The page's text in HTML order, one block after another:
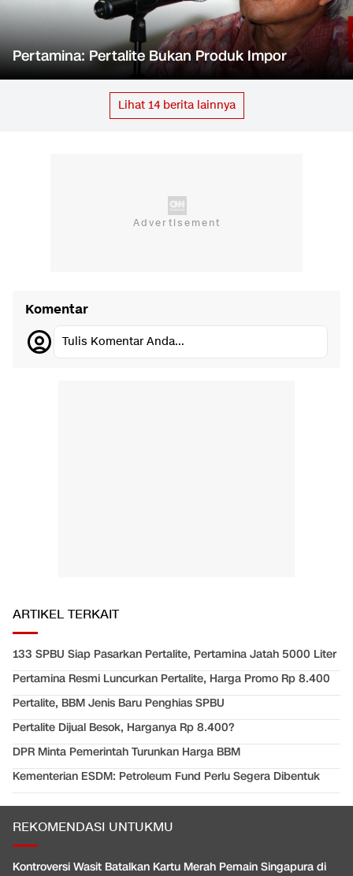
Pertamina: Pertalite Bukan Produk Impor
Lihat 14berita lainnya
Komentar
Tulis Komentar Anda...
ARTIKEL TERKAIT
133 SPBU Siap Pasarkan Pertalite, Pertamina Jatah 5000 Liter
Pertamina Resmi Luncurkan Pertalite, Harga Promo Rp 8.400
Pertalite, BBM Jenis Baru Penghias SPBU
Pertalite Dijual Besok, Harganya Rp 8.400?
DPR Minta Pemerintah Turunkan Harga BBM
Kementerian ESDM: Petroleum Fund Perlu Segera Dibentuk
REKOMENDASI UNTUKMU
Kontroversi Wasit Batalkan Kartu Merah Pemain Singapura di